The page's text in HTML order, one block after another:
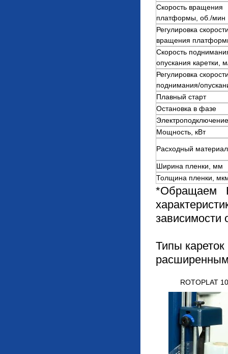
Скорость вращения
платформы, об./мин
Регулировка
вращения
Скорость
опускания каретки,
Регулировка
поднимания/
Плавный старт
Остановка в фазе
Электроподключение
Мощность, кВт
Расходный материал
Ширина пленки, мм
Толщина пленки,
*Обращаем
зависимости
Типы
ROTOPLAT